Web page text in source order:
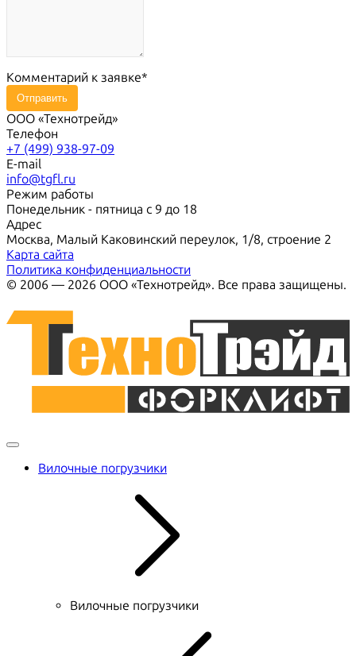
Комментарий к заявке
Отправить
ООО «Технотрейд»
Телефон
+7 (499) 938-97-09
E-mail
info@tgfl.ru
Режим работы
Понедельник - пятница с 9 до 18
Адрес
Москва, Малый Каковинский переулок, 1/8, строение 2
Карта сайта
Политика конфиденциальности
© 2006 — 2026 ООО «Технотрейд». Все права защищены.
Вилочные погрузчики
Вилочные погрузчики